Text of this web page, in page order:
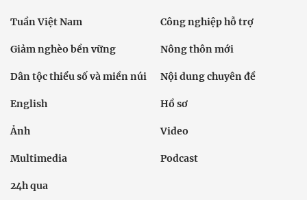
Tuần Việt Nam Công nghiệp hỗ trợ
Giảm nghèo bền vững Nông thôn mới
Dân tộc thiểu số và miền núi Nội dung chuyên đề
English Hồ sơ
Ảnh Video
Multimedia Podcast
24h qua